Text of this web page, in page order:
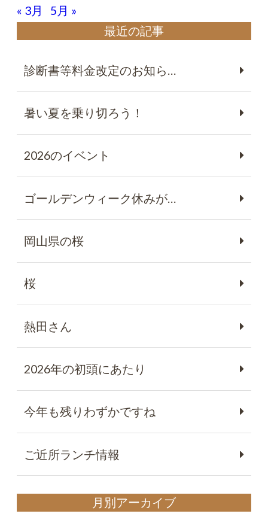
« 3月
5月 »
最近の記事
診断書等料金改定のお知ら…
暑い夏を乗り切ろう！
2026のイベント
ゴールデンウィーク休みが…
岡山県の桜
桜
熱田さん
2026年の初頭にあたり
今年も残りわずかですね
ご近所ランチ情報
月別アーカイブ